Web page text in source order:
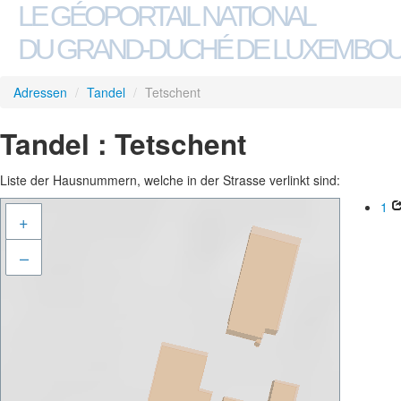
LE GÉOPORTAIL NATIONAL
DU GRAND-DUCHÉ DE
Adressen / Tandel / Tetschent
Tandel : Tetschent
Liste der Hausnummern, welche in der Strasse verlinkt sind:
+
–
1